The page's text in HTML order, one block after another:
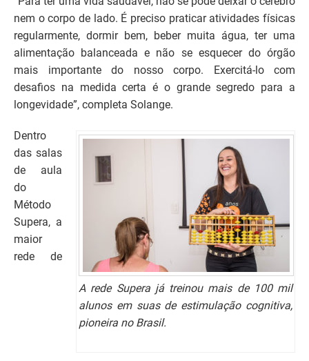
nem o corpo de lado. É preciso praticar atividades físicas
regularmente, dormir bem, beber muita água, ter uma
alimentação balanceada e não se esquecer do órgão
mais importante do nosso corpo. Exercitá-lo com
desafios na medida certa é o grande segredo para a
longevidade”, completa Solange.
A rede Supera já treinou mais de 100 mil
alunos em suas de estimulação cognitiva,
pioneira no Brasil.
Dentro
das salas
de aula
do
Método
Supera, a
maior
rede de